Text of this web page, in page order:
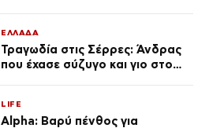
ΕΛΛΑΔΑ
Τραγωδία στις Σέρρες: Άνδρας
που έχασε σύζυγο και γιο στο
LIFE
Alpha: Βαρύ πένθος για